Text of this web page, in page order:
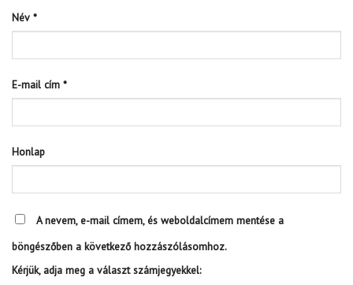
Név *
E-mail cím *
Honlap
A nevem, e-mail címem, és weboldalcímem mentése a
böngészőben a következő hozzászólásomhoz.
Kérjük, adja meg a választ számjegyekkel: